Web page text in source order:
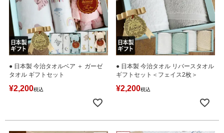
● 日本製 今治タオルベア ＋ ガーゼ
タオル ギフトセット
¥2,200税込
● 日本製 今治タオル リバースタオル
ギフトセット＜フェイス2枚＞
¥2,200税込